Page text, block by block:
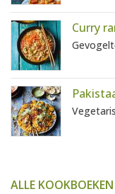
Curry
ALLE